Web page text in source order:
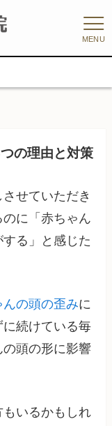
MENU
の理由と対策
せていただき
に「赤ちゃん
る」と感じた
んの頭の歪みに
続けている毎
頭の形に影響
いるかもしれ